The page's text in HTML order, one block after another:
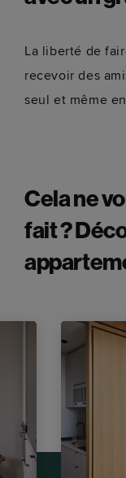
La liberté de
recevoir des
seul et même
Cela ne
fait ?